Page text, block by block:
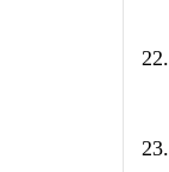
22.
23.